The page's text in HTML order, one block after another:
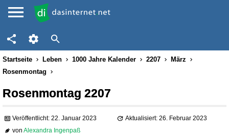
Startseite Leben 1000 Jahre Kalender 2207
März
Rosenmontag
Rosenmontag 2207
Veröffentlicht: 22. Januar 2023
Aktualisiert: 26. Februar 2023
vonAlexandra Ingenpaß